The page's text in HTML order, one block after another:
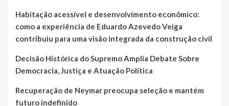
Habitação acessível e desenvolvimento econômico:
como a experiência de Eduardo Azevedo Veiga
contribuiu para uma visão integrada da construção civil
Decisão Histórica do Supremo Amplia Debate Sobre
Democracia, Justiça e Atuação Política
Recuperação de Neymar preocupa seleção e mantém
futuro indefinido